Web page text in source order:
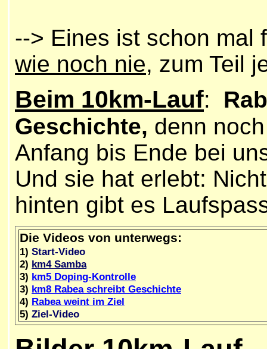
--> Eines ist schon mal
wie noch nie, zum Teil
Beim 10km-Lauf:
Geschichte, denn
Anfang bis Ende bei
Und sie hat erlebt:
hinten gibt es
Die Videos von unterwegs:
1) Start-Video
2) km4 Samba
3) km5 Doping-Kontrolle
3) km8 Rabea schreibt Geschichte
4) Rabea weint im Ziel
5) Ziel-Video